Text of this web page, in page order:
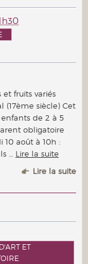
et fruits variés
(17ème siècle) Cet
de 2 à 5
obligatoire
10 août à 10h :
… Lire la suite
Lire la suite
ET